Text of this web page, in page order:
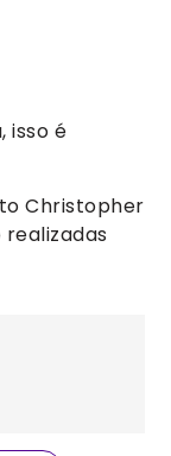
isso é
Christopher